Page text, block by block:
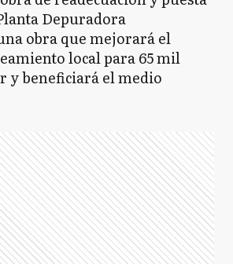
Depuradora
obra que mejorará el
local para 65 mil
y beneficiará el medio